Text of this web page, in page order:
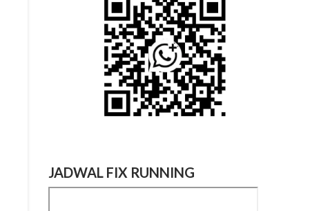
JADWAL FIX RUNNING